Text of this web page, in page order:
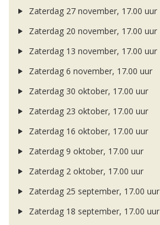
Zaterdag 27 november, 17.00 uur
Zaterdag 20 november, 17.00 uur
Zaterdag 13 november, 17.00 uur
Zaterdag 6 november, 17.00 uur
Zaterdag 30 oktober, 17.00 uur
Zaterdag 23 oktober, 17.00 uur
Zaterdag 16 oktober, 17.00 uur
Zaterdag 9 oktober, 17.00 uur
Zaterdag 2 oktober, 17.00 uur
Zaterdag 25 september, 17.00 uur
Zaterdag 18 september, 17.00 uur